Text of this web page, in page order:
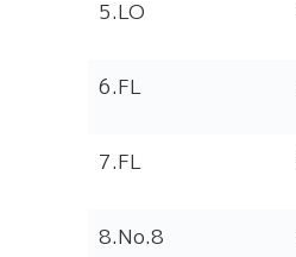
5.LO
6.FL
7.FL
8.No.8